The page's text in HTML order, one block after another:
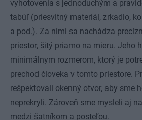
vyhotovenia s jednoduchým a
tabúľ (priesvitný materiál, zrkadlo,
a pod.). Za nimi sa nachádza
priestor, šitý priamo na mieru. Jeho
minimálnym rozmerom, ktorý je
prechod človeka v tomto priestore.
rešpektovali okenný otvor, aby sme
neprekryli. Zároveň sme mysleli aj
medzi šatníkom a posteľou.